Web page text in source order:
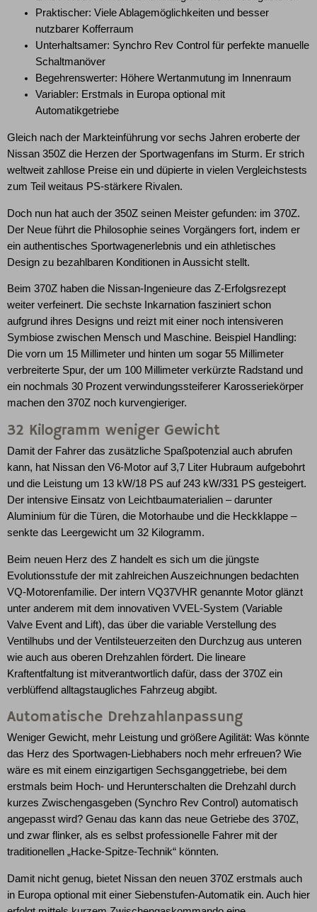
Praktischer: Viele Ablagemöglichkeiten und besser
nutzbarer Kofferraum
Unterhaltsamer: Synchro Rev Control für perfekte manuelle
Schaltmanöver
Begehrenswerter: Höhere Wertanmutung im Innenraum
Variabler: Erstmals in Europa optional mit
Automatikgetriebe
Gleich nach der Markteinführung vor sechs Jahren eroberte der
Nissan 350Z die Herzen der Sportwagenfans im Sturm. Er strich
weltweit zahllose Preise ein und düpierte in vielen Vergleichstests
zum Teil weitaus PS-stärkere Rivalen.
Doch nun hat auch der 350Z seinen Meister gefunden: im 370Z.
Der Neue führt die Philosophie seines Vorgängers fort, indem er
ein authentisches Sportwagenerlebnis und ein athletisches
Design zu bezahlbaren Konditionen in Aussicht stellt.
Beim 370Z haben die Nissan-Ingenieure das Z-Erfolgsrezept
weiter verfeinert. Die sechste Inkarnation fasziniert schon
aufgrund ihres Designs und reizt mit einer noch intensiveren
Symbiose zwischen Mensch und Maschine. Beispiel Handling:
Die vorn um 15 Millimeter und hinten um sogar 55 Millimeter
verbreiterte Spur, der um 100 Millimeter verkürzte Radstand und
ein nochmals 30 Prozent verwindungssteiferer Karosseriekörper
machen den 370Z noch kurvengieriger.
32 Kilogramm weniger Gewicht
Damit der Fahrer das zusätzliche Spaßpotenzial auch abrufen
kann, hat Nissan den V6-Motor auf 3,7 Liter Hubraum aufgebohrt
und die Leistung um 13 kW/18 PS auf 243 kW/331 PS gesteigert.
Der intensive Einsatz von Leichtbaumaterialien – darunter
Aluminium für die Türen, die Motorhaube und die Heckklappe –
senkte das Leergewicht um 32 Kilogramm.
Beim neuen Herz des Z handelt es sich um die jüngste
Evolutionsstufe der mit zahlreichen Auszeichnungen bedachten
VQ-Motorenfamilie. Der intern VQ37VHR genannte Motor glänzt
unter anderem mit dem innovativen VVEL-System (Variable
Valve Event and Lift), das über die variable Verstellung des
Ventilhubs und der Ventilsteuerzeiten den Durchzug aus unteren
wie auch aus oberen Drehzahlen fördert. Die lineare
Kraftentfaltung ist mitverantwortlich dafür, dass der 370Z ein
verblüffend alltagstaugliches Fahrzeug abgibt.
Automatische Drehzahlanpassung
Weniger Gewicht, mehr Leistung und größere Agilität: Was könnte
das Herz des Sportwagen-Liebhabers noch mehr erfreuen? Wie
wäre es mit einem einzigartigen Sechsganggetriebe, bei dem
erstmals beim Hoch- und Herunterschalten die Drehzahl durch
kurzes Zwischengasgeben (Synchro Rev Control) automatisch
angepasst wird? Genau das kann das neue Getriebe des 370Z,
und zwar flinker, als es selbst professionelle Fahrer mit der
traditionellen „Hacke-Spitze-Technik“ könnten.
Damit nicht genug, bietet Nissan den neuen 370Z erstmals auch
in Europa optional mit einer Siebenstufen-Automatik ein. Auch hier